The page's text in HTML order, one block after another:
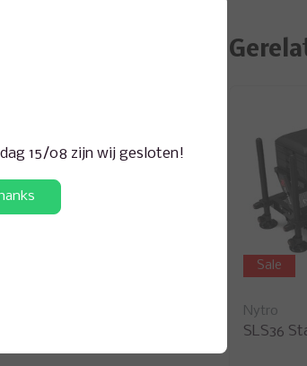
en een schuiflade aan
Sale
Nytro
SLS36
15/08 zijn wij gesloten!